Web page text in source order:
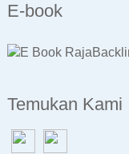
E-book
Temukan Kami